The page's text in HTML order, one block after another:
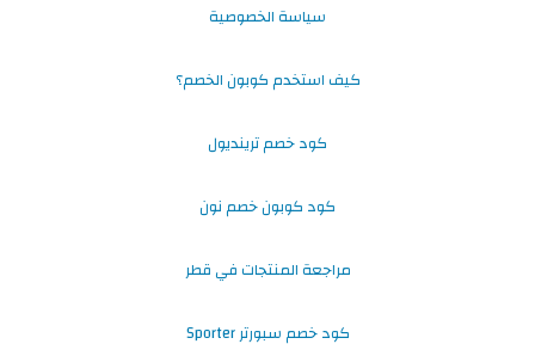
سياسة الخصوصية
كيف استخدم كوبون الخصم؟
كود خصم ترينديول
كود كوبون خصم نون
مراجعة المنتجات في قطر
كود خصم سبورتر Sporter